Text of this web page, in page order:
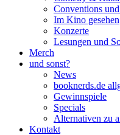
Conventions
Im Kino gesehen
Konzerte
Lesungen und
Merch
und sonst?
News
booknerds.de
Gewinnspiele
Specials
Alternativen zu
Kontakt